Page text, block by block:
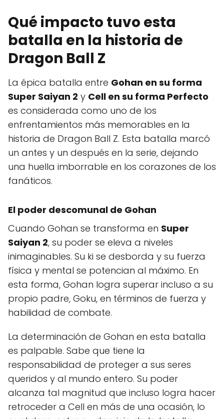
Qué impacto tuvo esta
batalla en la historia de
Dragon Ball Z
La épica batalla entre Gohan en su forma
Super Saiyan 2 y Cell en su forma Perfecto
es considerada como uno de los
enfrentamientos más memorables en la
historia de Dragon Ball Z. Esta batalla marcó
un antes y un después en la serie, dejando
una huella imborrable en los corazones de los
fanáticos.
El poder descomunal de Gohan
Cuando Gohan se transforma en Super
Saiyan 2, su poder se eleva a niveles
inimaginables. Su ki se desborda y su fuerza
física y mental se potencian al máximo. En
esta forma, Gohan logra superar incluso a su
propio padre, Goku, en términos de fuerza y
habilidad de combate.
La determinación de Gohan en esta batalla
es palpable. Sabe que tiene la
responsabilidad de proteger a sus seres
queridos y al mundo entero. Su poder
alcanza tal magnitud que incluso logra hacer
retroceder a Cell en más de una ocasión, lo